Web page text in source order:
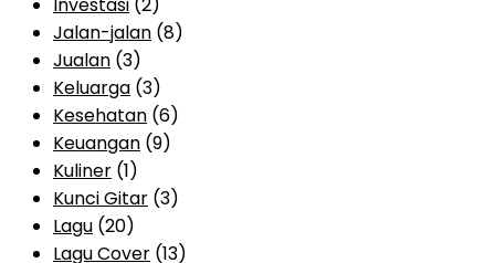
Investasi (2)
Jalan-jalan (8)
Jualan (3)
Keluarga (3)
Kesehatan (6)
Keuangan (9)
Kuliner (1)
Kunci Gitar (3)
Lagu (20)
Lagu Cover (13)